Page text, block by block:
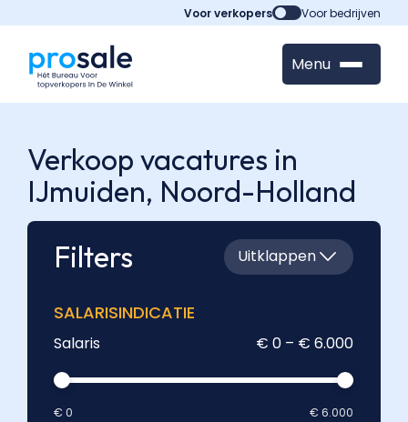
Voor verkopers Voor bedrijven
Menu
Verkoop vacatures in
IJmuiden, Noord-Holland
Filters
Uitklappen
SALARISINDICATIE
Salaris € 0 – € 6.000
€ 0 € 6.000